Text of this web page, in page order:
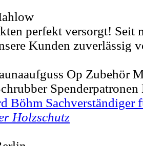
perfekt versorgt! Seit
Kunden zuverlässig
Op Zubehör
Böhm Sachverständiger
Holzschutz